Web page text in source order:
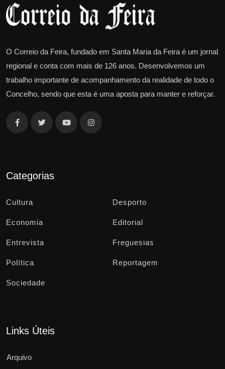
O Correio da Feira, fundado em Santa Maria da Feira é um jornal
regional e conta com mais de 126 anos. Desenvolvemos um
trabalho importante de acompanhamento da realidade de todo o
Concelho, sendo que esta é uma aposta para manter e reforçar.
Categorias
Cultura Desporto
Economia Editorial
Entrevista Freguesias
Política Reportagem
Sociedade
Links Úteis
Arquivo